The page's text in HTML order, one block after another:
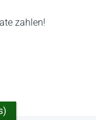
zahlen!